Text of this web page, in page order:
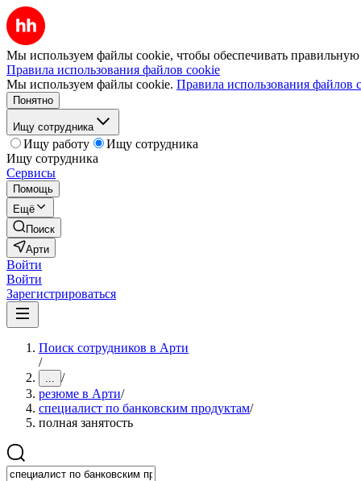
Мы используем файлы cookie, чтобы обеспечивать правильную
Правила использования файлов cookie
Мы используем файлы cookie. Правила использования файлов
Понятно
Ищу сотрудника
Ищу работу
Ищу сотрудника
Ищу сотрудника
Сервисы
Помощь
Ещё
Поиск
Арти
Войти
Войти
Зарегистрироваться
Поиск сотрудников в Арти
/
... /
резюме в Арти/
специалист по банковским продуктам/
полная занятость